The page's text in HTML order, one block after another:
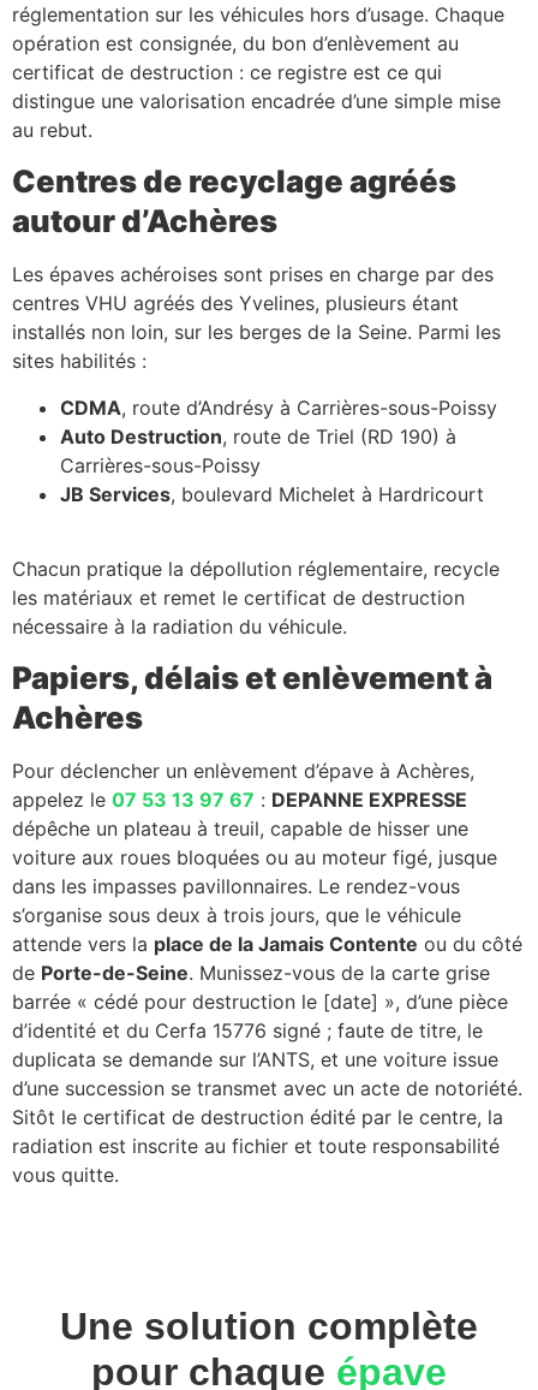
réglementation sur les véhicules hors d’usage. Chaque
opération est consignée, du bon d’enlèvement au
certificat de destruction : ce registre est ce qui
distingue une valorisation encadrée d’une simple mise
au rebut.
Centres de recyclage agréés
autour d’Achères
Les épaves achéroises sont prises en charge par des
centres VHU agréés des Yvelines, plusieurs étant
installés non loin, sur les berges de la Seine. Parmi les
sites habilités :
CDMA, route d’Andrésy à Carrières-sous-Poissy
Auto Destruction, route de Triel (RD 190) à
Carrières-sous-Poissy
JB Services, boulevard Michelet à Hardricourt
Chacun pratique la dépollution réglementaire, recycle
les matériaux et remet le certificat de destruction
nécessaire à la radiation du véhicule.
Papiers, délais et enlèvement à
Achères
Pour déclencher un enlèvement d’épave à Achères,
appelez le 07 53 13 97 67 : DEPANNE EXPRESSE
dépêche un plateau à treuil, capable de hisser une
voiture aux roues bloquées ou au moteur figé, jusque
dans les impasses pavillonnaires. Le rendez-vous
s’organise sous deux à trois jours, que le véhicule
attende vers la place de la Jamais Contente ou du côté
de Porte-de-Seine. Munissez-vous de la carte grise
barrée « cédé pour destruction le [date] », d’une pièce
d’identité et du Cerfa 15776 signé ; faute de titre, le
duplicata se demande sur l’ANTS, et une voiture issue
d’une succession se transmet avec un acte de notoriété.
Sitôt le certificat de destruction édité par le centre, la
radiation est inscrite au fichier et toute responsabilité
vous quitte.
Une solution complète
pour chaque épave